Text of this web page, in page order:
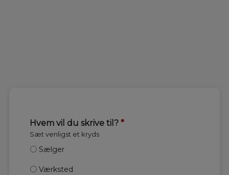
Hvem vil du skrive til? *
Sæt venligst et kryds
Sælger
Værksted